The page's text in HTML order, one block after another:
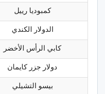
كمبوديا رييل
الدولار الكندي
كابي الرأس الأخضر
دولار جزر كايمان
بيسو التشيلي